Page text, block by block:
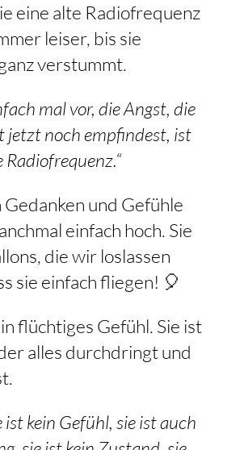
eine alte Radiofrequenz
leiser, bis sie
verstummt.
mal vor, die Angst, die
jetzt noch empfindest, ist
Radiofrequenz.“
Gedanken und Gefühle
einfach hoch. Sie
die wir loslassen
sie einfach fliegen! 🎈
flüchtiges Gefühl. Sie ist
alles durchdringt und
ist kein Gefühl, sie ist auch